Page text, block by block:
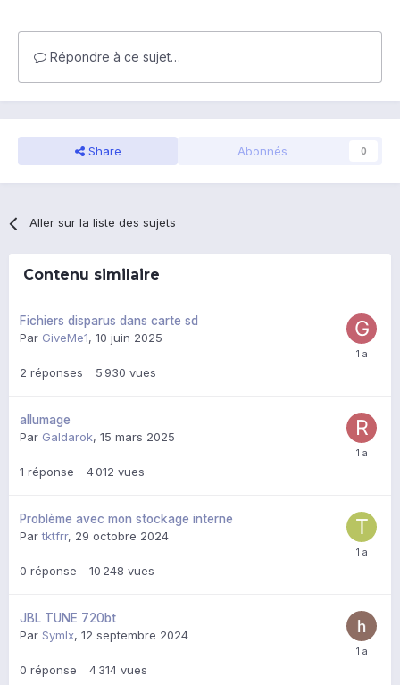
Répondre à ce sujet…
Share Abonnés 0
Aller sur la liste des sujets
Contenu similaire
Fichiers disparus dans carte sd
Par GiveMe1, 10 juin 2025
2 réponses 5 930 vues
allumage
Par Galdarok, 15 mars 2025
1 réponse 4 012 vues
Problème avec mon stockage interne
Partktfrr, 29 octobre 2024
0 réponse 10 248 vues
JBL TUNE 720bt
Par Symlx, 12 septembre 2024
0 réponse 4 314 vues